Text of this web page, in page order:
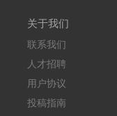
关于我们
联系我们
人才招聘
用户协议
投稿指南